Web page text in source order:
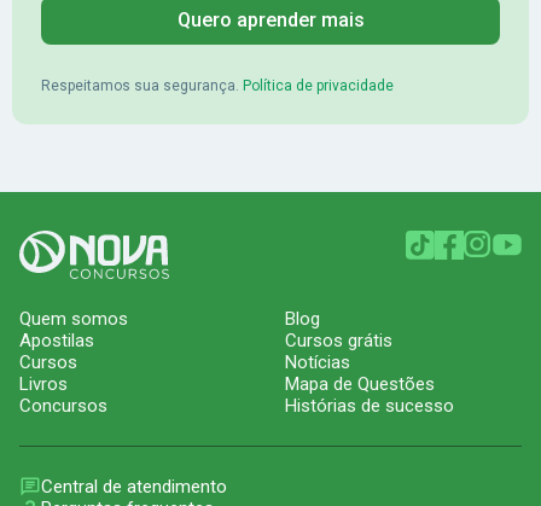
Quero aprender mais
Respeitamos sua segurança. Política de privacidade
Quem somos
Apostilas
Cursos
Livros
Concursos
Blog
Cursos grátis
Notícias
Mapa de Questões
Histórias de sucesso
Central de atendimento